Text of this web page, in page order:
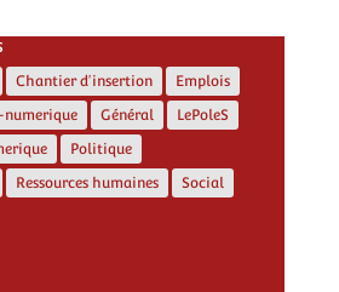
Chantier d'insertion
Emplois
numerique Général
LePoleS
Politique
Ressources humaines
Social